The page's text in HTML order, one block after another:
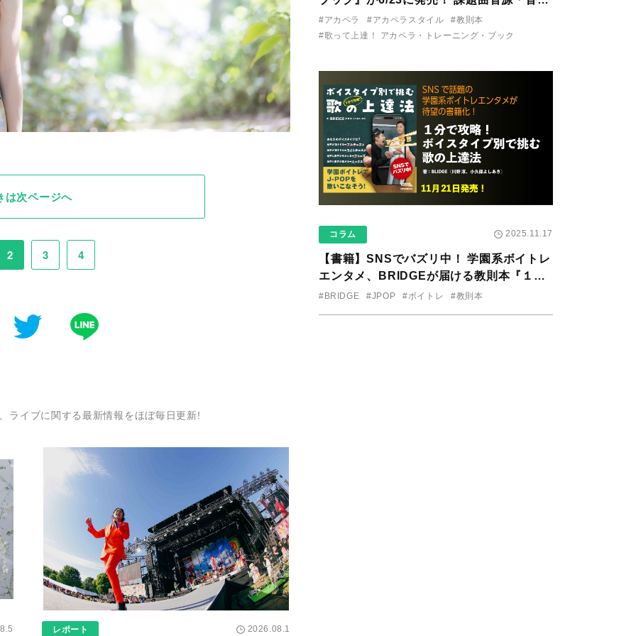
は次ページへ
2 3 4
ライブに関する最新情報をほぼ毎日更新!
レポート 2026.08.1
り用アプリを公開。
#アカペラ #アカペラスタイル
#教則本
#歌って上達！ アカペラ・トレーニング・ブック
コラム 2025.11.17
【書籍】SNSでバズリ中！ 学園系ボイトレ
エンタメ、BRIDGEが届ける教則本『１分
で攻略！ ボイスタイプ別で挑む歌の上達
#BRIDGE #JPOP #ボイトレ #教則本